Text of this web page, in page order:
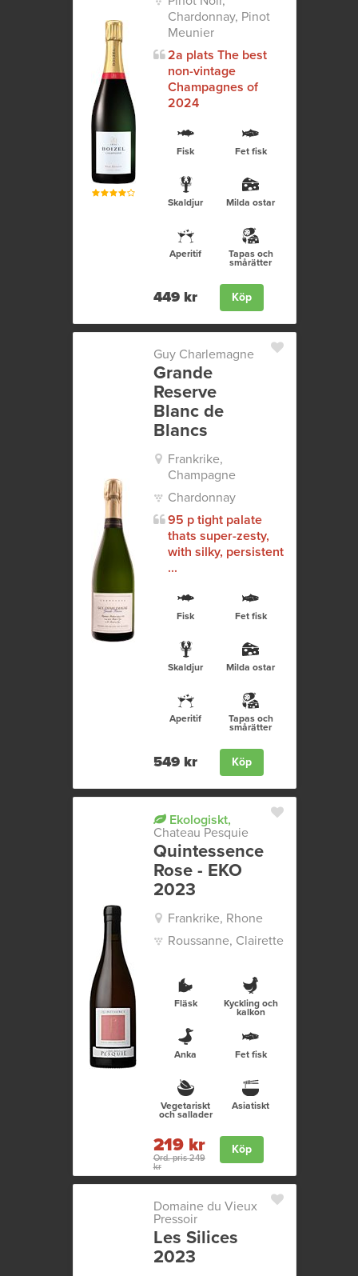
Chardonnay, Pinot
Meunier
2a plats The best
non-vintage
Champagnes of
2024
Fisk Fet fisk
Skaldjur Milda ostar
Aperitif Tapas och
smårätter
449 kr Köp
Guy Charlemagne
Grande
Reserve
Blanc de
Blancs
Frankrike,
Champagne
Chardonnay
95 p tight palate
thats super-zesty,
with silky, persistent
...
Fisk Fet fisk
Skaldjur Milda ostar
Aperitif Tapas och
smårätter
549 kr Köp
Ekologiskt,
Chateau Pesquie
Quintessence
Rose - EKO
2023
Frankrike, Rhone
Roussanne, Clairette
Fläsk Kyckling och
kalkon
Anka Fet fisk
Vegetariskt
och sallader
Asiatiskt
219 kr
Ord. pris 249
kr
Köp
Domaine du Vieux
Pressoir
Les Silices
2023